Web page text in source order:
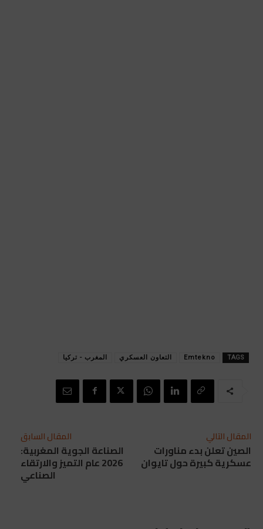
TAGS
Emtekno التعاون العسكري المغرب - تركيا
المقال السابق
الصناعة الجوية المغربية:
2026 عام التميز والارتقاء
الصناعي
المقال التالي
الصين تعلن بدء مناورات
عسكرية كبيرة حول تايوان